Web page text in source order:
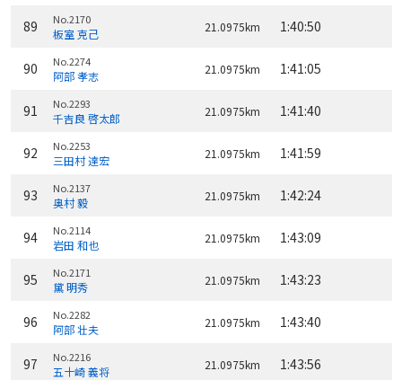
89 No.2170
板室 克己 21.0975km 1:40:50
90 No.2274
阿部 孝志 21.0975km 1:41:05
91 No.2293
千吉良 啓太郎 21.0975km 1:41:40
92 No.2253
三田村 達宏 21.0975km 1:41:59
93 No.2137
奥村 毅 21.0975km 1:42:24
94 No.2114
岩田 和也 21.0975km 1:43:09
95 No.2171
黛 明秀 21.0975km 1:43:23
96 No.2282
阿部 壮夫 21.0975km 1:43:40
97 No.2216
五十崎 義将 21.0975km 1:43:56